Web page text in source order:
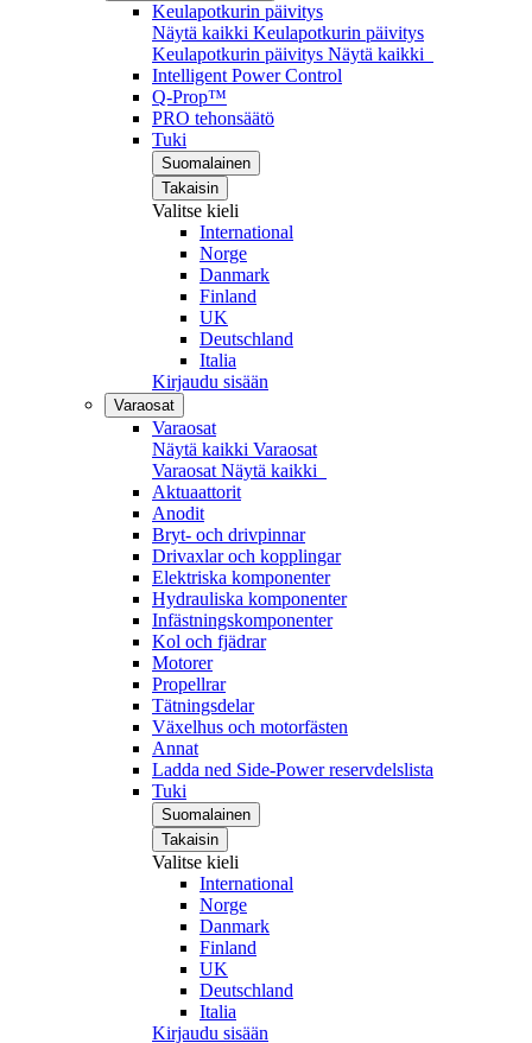
Keulapotkurin päivitys
Näytä kaikki Keulapotkurin päivitys
Keulapotkurin päivitys Näytä kaikki
Intelligent Power Control
Q-Prop™
PRO tehonsäätö
Tuki
Suomalainen
Takaisin
Valitse kieli
International
Norge
Danmark
Finland
UK
Deutschland
Italia
Kirjaudu sisään
Varaosat
Varaosat
Näytä kaikki Varaosat
Varaosat Näytä kaikki
Aktuaattorit
Anodit
Bryt- och drivpinnar
Drivaxlar och kopplingar
Elektriska komponenter
Hydrauliska komponenter
Infästningskomponenter
Kol och fjädrar
Motorer
Propellrar
Tätningsdelar
Växelhus och motorfästen
Annat
Ladda ned Side-Power reservdelslista
Tuki
Suomalainen
Takaisin
Valitse kieli
International
Norge
Danmark
Finland
UK
Deutschland
Italia
Kirjaudu sisään